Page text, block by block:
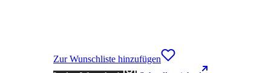
Zur Wunschliste hinzufügen